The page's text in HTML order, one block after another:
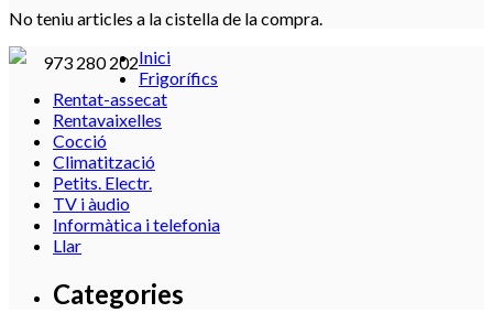
No teniu articles a la cistella de la compra.
973 280 202Inici
Frigorífics
Rentat-assecat
Rentavaixelles
Cocció
Climatització
Petits. Electr.
TV i àudio
Informàtica i telefonia
Llar
Categories